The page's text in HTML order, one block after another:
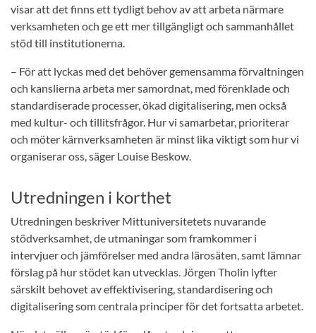
visar att det finns ett tydligt behov av att arbeta närmare
verksamheten och ge ett mer tillgängligt och sammanhållet
stöd till institutionerna.
– För att lyckas med det behöver gemensamma förvaltningen
och kanslierna arbeta mer samordnat, med förenklade och
standardiserade processer, ökad digitalisering, men också
med kultur- och tillitsfrågor. Hur vi samarbetar, prioriterar
och möter kärnverksamheten är minst lika viktigt som hur vi
organiserar oss, säger Louise Beskow.
Utredningen i korthet
Utredningen beskriver Mittuniversitetets nuvarande
stödverksamhet, de utmaningar som framkommer i
intervjuer och jämförelser med andra lärosäten, samt lämnar
förslag på hur stödet kan utvecklas. Jörgen Tholin lyfter
särskilt behovet av effektivisering, standardisering och
digitalisering som centrala principer för det fortsatta arbetet.